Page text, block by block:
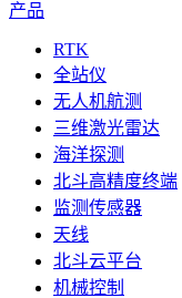
产品
RTK
全站仪
无人机航测
三维激光雷达
海洋探测
北斗高精度终端
监测传感器
天线
北斗云平台
机械控制